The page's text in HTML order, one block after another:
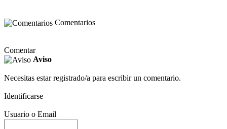
Comentarios
Comentar
Aviso
Necesitas estar registrado/a para escribir un comentario.
Identificarse
Usuario o Email